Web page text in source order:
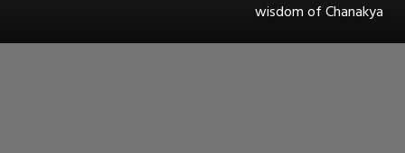
wisdom of Chanakya